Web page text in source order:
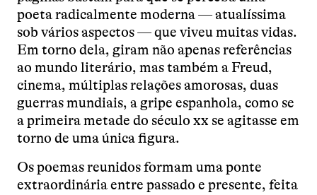
poeta radicalmente moderna — atualíssima
sob vários aspectos — que viveu muitas vidas.
Em torno dela, giram não apenas referências
ao mundo literário, mas também a Freud,
cinema, múltiplas relações amorosas, duas
guerras mundiais, a gripe espanhola, como se
a primeira metade do século xx se agitasse em
torno de uma única figura.
Os poemas reunidos formam uma ponte
extraordinária entre passado e presente, feita